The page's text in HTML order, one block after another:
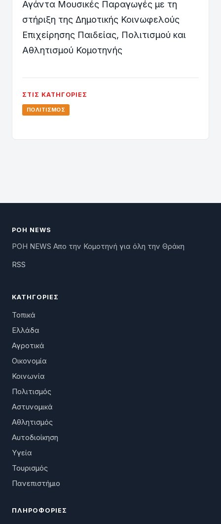
Αγάντα Μουσικές Παραγωγές με τη
στήριξη της Δημοτικής Κοινωφελούς
Επιχείρησης Παιδείας, Πολιτισμού και
Αθλητισμού Κομοτηνής
ΣΤΙΣ ΚΑΤΗΓΟΡΊΕΣ
ΠΟΛΙΤΙΣΜΌΣ
ΡΟΗ NEWS
ΡΟΗ NEWS Απο την Κομοτηνή για όλη την Θράκη
RSS
ΚΑΤΗΓΟΡΊΕΣ
Τοπικά
Ελλάδα
Αγροτικά
Οικονομία
Κοινωνία
Πολιτισμός
Αστυνομικά
Αθλητισμός
Αυτοδιοίκηση
Υγεία
Τουρισμός
Πανεπιστήμιο
ΠΛΗΡΟΦΟΡΊΕΣ